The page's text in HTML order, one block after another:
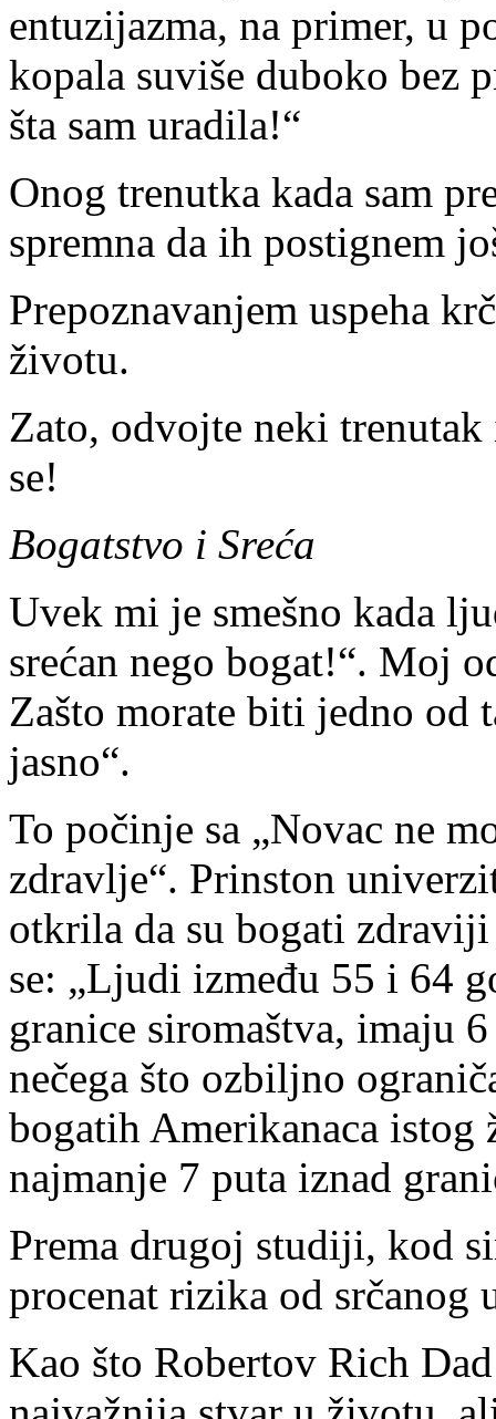
entuzijazma, na primer, u
kopala suviše duboko bez
šta sam uradila!“
Onog trenutka kada sam
spremna da ih postignem
Prepoznavanjem uspeha
životu.
Zato, odvojte neki trenutak
se!
Bogatstvo i Sreća
Uvek mi je smešno kada
srećan nego bogat!“. Moj
Zašto morate biti jedno od
jasno“.
To počinje sa „Novac ne
zdravlje“. Prinston
otkrila da su bogati
se: „Ljudi između 55 i 64
granice siromaštva, imaju
nečega što ozbiljno
bogatih Amerikanaca
najmanje 7 puta iznad
Prema drugoj studiji, kod
procenat rizika od srčanog
Kao što Robertov Rich